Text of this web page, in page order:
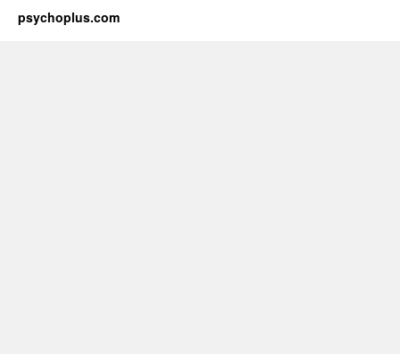
psychoplus.com